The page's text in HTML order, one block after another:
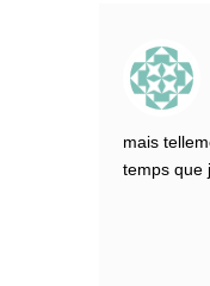
mais
temps que